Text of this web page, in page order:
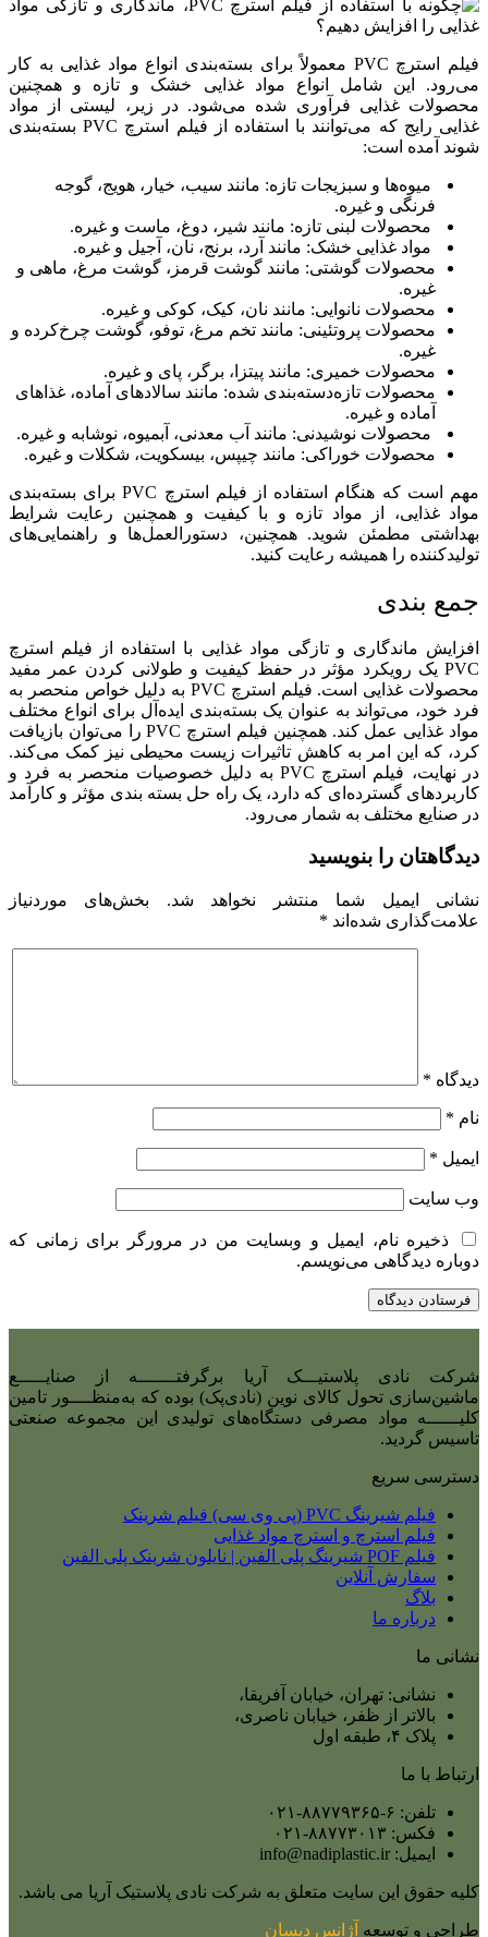
فیلم استرچ PVC معمولاً برای بسته‌بندی انواع مواد غذایی به کار
می‌رود. این شامل انواع مواد غذایی خشک و تازه و همچنین
محصولات غذایی فرآوری شده می‌شود. در زیر، لیستی از مواد
غذایی رایج که می‌توانند با استفاده از فیلم استرچ PVC بسته‌بندی
شوند آمده است:
میوه‌ها و سبزیجات تازه: مانند سیب، خیار، هویج، گوجه
فرنگی و غیره.
محصولات لبنی تازه: مانند شیر، دوغ، ماست و غیره.
مواد غذایی خشک: مانند آرد، برنج، نان، آجیل و غیره.
محصولات گوشتی: مانند گوشت قرمز، گوشت مرغ، ماهی و
غیره.
محصولات نانوایی: مانند نان، کیک، کوکی و غیره.
محصولات پروتئینی: مانند تخم مرغ، توفو، گوشت چرخ‌کرده و
غیره.
محصولات خمیری: مانند پیتزا، برگر، پای و غیره.
محصولات تازه‌دسته‌بندی شده: مانند سالاد‌های آماده، غذاهای
آماده و غیره.
محصولات نوشیدنی: مانند آب معدنی، آبمیوه، نوشابه و غیره.
محصولات خوراکی: مانند چیپس، بیسکویت، شکلات و غیره.
مهم است که هنگام استفاده از فیلم استرچ PVC برای بسته‌بندی
مواد غذایی، از مواد تازه و با کیفیت و همچنین رعایت شرایط
بهداشتی مطمئن شوید. همچنین، دستورالعمل‌ها و راهنمایی‌های
تولیدکننده را همیشه رعایت کنید.
جمع بندی
افزایش ماندگاری و تازگی مواد غذایی با استفاده از فیلم استرچ
PVC یک رویکرد مؤثر در حفظ کیفیت و طولانی کردن عمر مفید
محصولات غذایی است. فیلم استرچ PVC به دلیل خواص منحصر به
فرد خود، می‌تواند به عنوان یک بسته‌بندی ایده‌آل برای انواع مختلف
مواد غذایی عمل کند. همچنین فیلم استرچ PVC را می‌توان بازیافت
کرد، که این امر به کاهش تاثیرات زیست محیطی نیز کمک می‌کند.
در نهایت، فیلم استرچ PVC به دلیل خصوصیات منحصر به فرد و
کاربردهای گسترده‌ای که دارد، یک راه حل بسته بندی مؤثر و کارآمد
در صنایع مختلف به شمار می‌رود.
دیدگاهتان را بنویسید
نشانی ایمیل شما منتشر نخواهد شد.
بخش‌های موردنیاز
علامت‌گذاری شده‌اند *
دیدگاه *
نام *
ایمیل *
وب‌ سایت
ذخیره نام، ایمیل و وبسایت من در مرورگر برای زمانی که
دوباره دیدگاهی می‌نویسم.
شرکت نادی‌ پلاستیـــک آریا برگرفتـــــــه از صنایـــــع
ماشین‌سازی تحول کالای نوین (نادی‌پک) بوده که به‌منظــــور تامین
کلیــــــه مواد مصرفی دستگاه‌های تولیدی این مجموعه صنعتی
تاسیس گردید.
دسترسی سریع
فیلم شیرینگ PVC (پی وی سی) فیلم شرینک
فیلم استرچ و استرچ مواد غذایی
فیلم POF شیرینگ پلی الفین | نایلون شرینک پلی الفین
سفارش آنلاین
بلاگ
درباره ما
نشانی ما
نشانی: تهران، خیابان آفریقا،
بالاتر از ظفر، خیابان ناصری،
پلاک ۴، طبقه اول
ارتباط با ما
تلفن: ۶-۸۸۷۷۹۳۶۵-۰۲۱
فکس: ۸۸۷۷۳۰۱۳-۰۲۱
ایمیل: info@nadiplastic.ir
کلیه حقوق این سایت متعلق به شرکت نادی پلاستیک آریا می‌ باشد.
طراحی و توسعه آژانس دیسان